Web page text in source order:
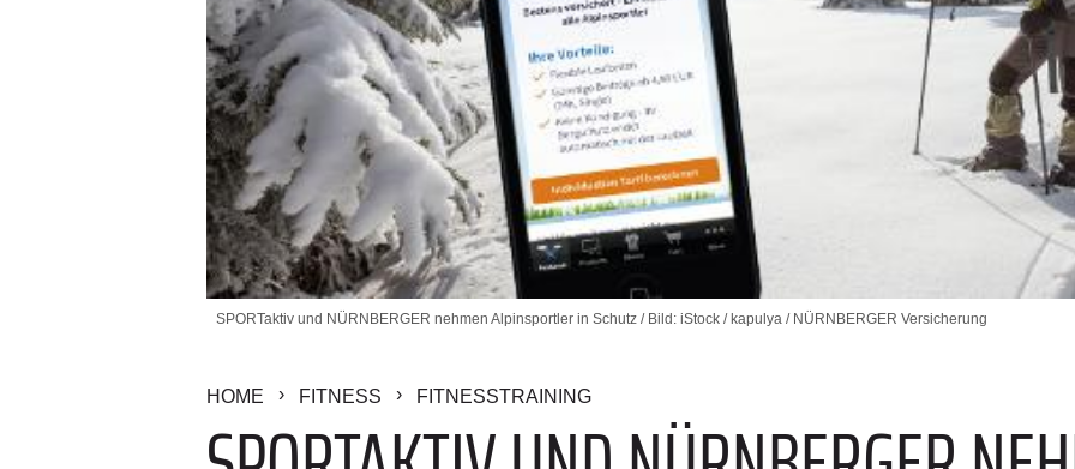
SPORTaktiv und NÜRNBERGER nehmen Alpinsportler in Schutz / Bild: iStock / kapulya / NÜRNBERGER Versicherung
HOME FITNESS FITNESSTRAINING